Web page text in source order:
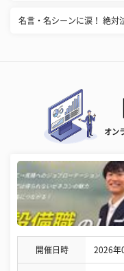
名言・名シーンに涙！ 絶対
オン
開催日時 2026年